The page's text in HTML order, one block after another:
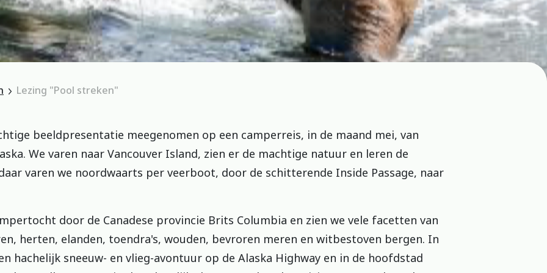
Lezing "Pool streken"
beeldpresentatie meegenomen op een camperreis, in de maand mei, van
We varen naar Vancouver Island, zien er de machtige natuur en leren de
varen we noordwaarts per veerboot, door de schitterende Inside Passage, naar
door de Canadese provincie Brits Columbia en zien we vele facetten van
herten, elanden, toendra's, wouden, bevroren meren en witbestoven bergen. In
hachelijk sneeuw- en vlieg-avontuur op de Alaska Highway en in de hoofdstad